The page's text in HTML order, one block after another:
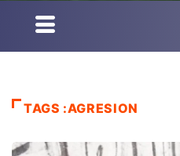
TAGS :AGRESION